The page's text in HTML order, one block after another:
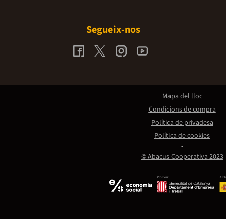
Segueix-nos
Promou:
© Abacus Cooperativa 2023
Mapa del lloc
Condicions de compra
Política de privadesa
Política de cookies